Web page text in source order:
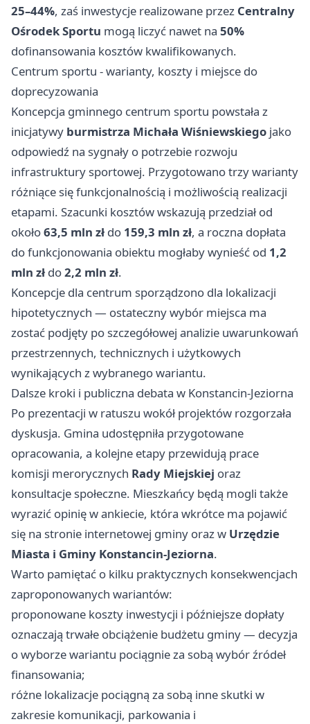
25–44%, zaś inwestycje realizowane przez Centralny
Ośrodek Sportu mogą liczyć nawet na 50%
dofinansowania kosztów kwalifikowanych.
Centrum sportu - warianty, koszty i miejsce do
doprecyzowania
Koncepcja gminnego centrum sportu powstała z
inicjatywy burmistrza Michała Wiśniewskiego jako
odpowiedź na sygnały o potrzebie rozwoju
infrastruktury sportowej. Przygotowano trzy warianty
różniące się funkcjonalnością i możliwością realizacji
etapami. Szacunki kosztów wskazują przedział od
około63,5 mln zł do 159,3 mln zł, a roczna dopłata
do funkcjonowania obiektu mogłaby wynieść od 1,2
mln zł do2,2 mln zł.
Koncepcje dla centrum sporządzono dla lokalizacji
hipotetycznych — ostateczny wybór miejsca ma
zostać podjęty po szczegółowej analizie uwarunkowań
przestrzennych, technicznych i użytkowych
wynikających z wybranego wariantu.
Dalsze kroki i publiczna debata w Konstancin-Jeziorna
Po prezentacji w ratuszu wokół projektów rozgorzała
dyskusja. Gmina udostępniła przygotowane
opracowania, a kolejne etapy przewidują prace
komisji merorycznych Rady Miejskiej oraz
konsultacje społeczne. Mieszkańcy będą mogli także
wyrazić opinię w ankiecie, która wkrótce ma pojawić
się na stronie internetowej gminy oraz w Urzędzie
Miasta i Gminy Konstancin-Jeziorna.
Warto pamiętać o kilku praktycznych konsekwencjach
zaproponowanych wariantów:
proponowane koszty inwestycji i późniejsze dopłaty
oznaczają trwałe obciążenie budżetu gminy — decyzja
o wyborze wariantu pociągnie za sobą wybór źródeł
finansowania;
różne lokalizacje pociągną za sobą inne skutki w
zakresie komunikacji, parkowania i